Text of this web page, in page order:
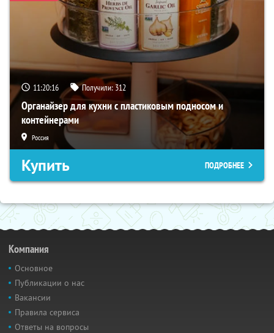
11:20:15 Получили: 312
Органайзер для кухни с пластиковым подносом и
контейнерами
Россия
Купить ПОДРОБНЕЕ
Компания
Основное
Публикации о нас
Вакансии
Правила сервиса
Ответы на вопросы